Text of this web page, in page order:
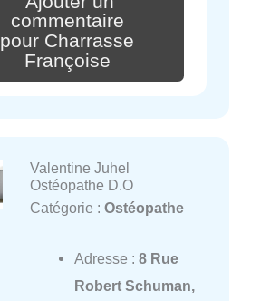
commentaire
pour Charrasse
Françoise
Valentine Juhel
Ostéopathe D.O
Catégorie : Ostéopathe
Adresse : 8 Rue
Robert Schuman,